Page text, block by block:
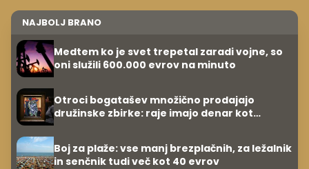
NAJBOLJ BRANO
Medtem ko je svet trepetal zaradi vojne, so
oni služili 600.000 evrov na minuto
Otroci bogatašev množično prodajajo
družinske zbirke: raje imajo denar kot
Boj za plaže: vse manj brezplačnih, za ležalnik
in senčnik tudi več kot 40 evrov